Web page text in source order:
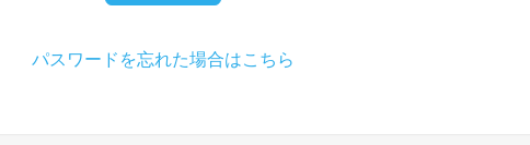
パスワードを忘れた場合はこちら